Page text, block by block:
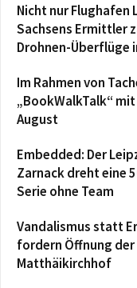
Nicht nur Flughafen
Sachsens Ermittler
Drohnen-Überflüge
Im Rahmen von
„BookWalkTalk“
August
Embedded: Der
Zarnack dreht eine
Serie ohne Team
Vandalismus statt
fordern Öffnung der
Matthäikirchhof